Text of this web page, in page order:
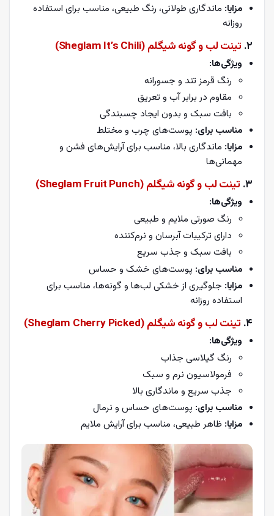
مزایا: ماندگاری طولانی، رنگ طبیعی، مناسب برای استفاده
روزانه
2. تینت لب و گونه شیگلم (Sheglam It’s Chili)
ویژگی‌ها:
رنگ قرمز تند و جسورانه
مقاوم در برابر آب و تعریق
بافت سبک و بدون ایجاد چسبندگی
مناسب برای: پوست‌های چرب و مختلط
مزایا: ماندگاری بالا، مناسب برای آرایش‌های فشن و
مهمانی‌ها
3. تینت لب و گونه شیگلم (Sheglam Fruit Punch)
ویژگی‌ها:
رنگ صورتی ملایم و طبیعی
دارای ترکیبات آبرسان و نرم‌کننده
بافت سبک و جذب سریع
مناسب برای: پوست‌های خشک و حساس
مزایا: جلوگیری از خشکی لب‌ها و گونه‌ها، مناسب برای
استفاده روزانه
4. تینت لب و گونه شیگلم (Sheglam Cherry Picked)
ویژگی‌ها:
رنگ گیلاسی جذاب
فرمولاسیون نرم و سبک
جذب سریع و ماندگاری بالا
مناسب برای: پوست‌های حساس و نرمال
مزایا: ظاهر طبیعی، مناسب برای آرایش ملایم